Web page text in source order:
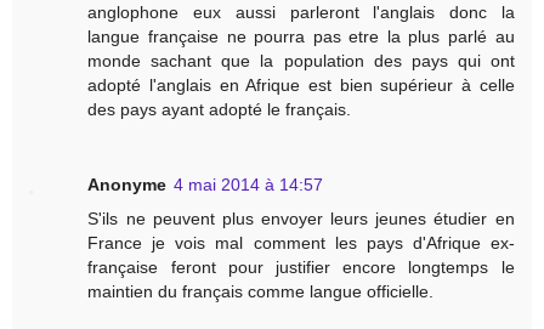
anglophone eux aussi parleront l'anglais donc la
langue française ne pourra pas etre la plus parlé au
monde sachant que la population des pays qui ont
adopté l'anglais en Afrique est bien supérieur à celle
des pays ayant adopté le français.
Anonyme 4 mai 2014 à 14:57
S'ils ne peuvent plus envoyer leurs jeunes étudier en
France je vois mal comment les pays d'Afrique ex-
française feront pour justifier encore longtemps le
maintien du français comme langue officielle.